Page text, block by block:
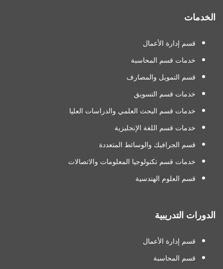
الخدمات
قسم إدارة الأعمال
خدمات قسم المحاسبة
قسم التمويل والمصارف
خدمات قسم التسويق
خدمات قسم البحث العلمي والدراسات العليا
خدمات قسم اللغة الإنجليزية
قسم الجرافيك والوسائط المتعددة
خدمات قسم تكنولوجيا المعلومات والاتصالات
قسم العلوم الهندسية
الدورات التدريبية
قسم إدارة الأعمال
قسم المحاسبة